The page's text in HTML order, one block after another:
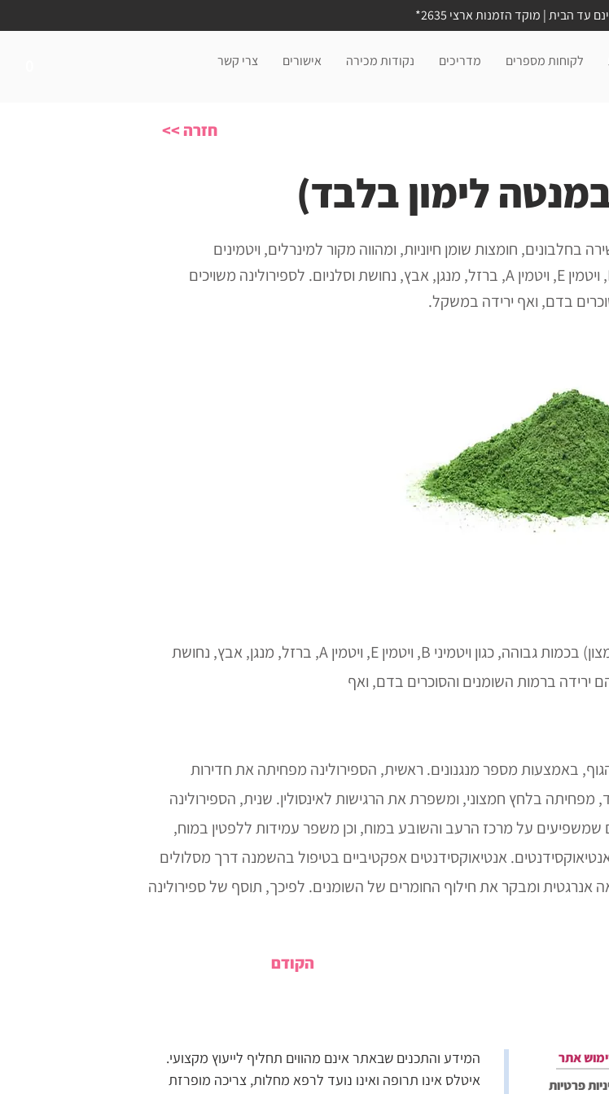
עד הבית | מוקד הזמנות ארצי 2635*
לקוחות מספרים מדריכים נקודות מכירה אישורים צרי קשר
<< חזרה
לימון בלבד)
בחלבונים, חומצות שומן חיוניות, ומהווה מקור למינרלים, ויטמינים
ואנטיאוקסידנטים (נוגדי חמצון) בכמות גבוהה, כגון ויטמיני B, ויטמין E, ויטמין A, ברזל, מנגן, אבץ, נחושת וסלניום. לספירולינה משויכים
בדם, ואף ירידה במשקל.
ומהווה מקור למינרלים, ויטמינים ואנטיאוקסידנטים (נוגדי חמצון) בכמות גבוהה, כגון ויטמיני B, ויטמין E, ויטמין A, ברזל, מנגן, אבץ, נחושת
ירידה ברמות השומנים והסוכרים בדם, ואף
באמצעות מספר מנגנונים. ראשית, הספירולינה מפחיתה את חדירות
בלחץ חמצוני, ומשפרת את הרגישות לאינסולין. שנית, הספירולינה
שמשפיעים על מרכז הרעב והשובע במוח, וכן משפר עמידות ללפטין במוח,
אנטיאוקסידנטים אפקטיביים בטיפול בהשמנה דרך מסלולים
אנרגטית ומבקר את חילוף החומרים של השומנים. לפיכך, תוסף של ספירולינה
הקודם
המידע והתכנים שבאתר אינם מהווים תחליף לייעוץ מקצועי.
איטלס אינו תרופה ואינו נועד לרפא מחלות, צריכה מופרזת
אתר
פרטיות